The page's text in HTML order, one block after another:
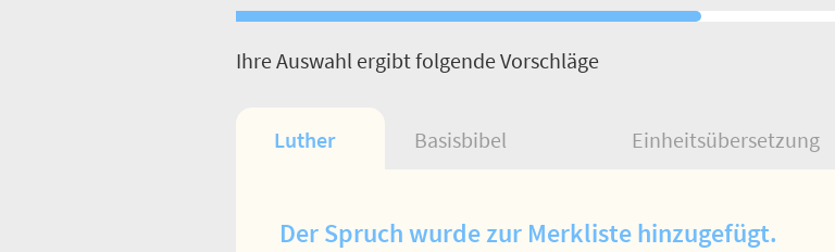
Ihre Auswahl ergibt folgende Vorschläge
Luther Basisbibel Einheitsübersetzung
Der Spruch wurde zur Merkliste hinzugefügt.